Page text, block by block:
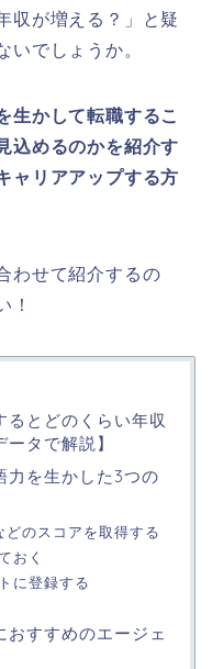
収が増える？」と疑
いでしょうか。
生かして転職するこ
込めるのかを紹介す
ャリアアップする方
わせて紹介するの
！
るとどのくらい年収
タで解説】
力を生かした3つの
どのスコアを取得する
おく
に登録する
すすめのエージェ